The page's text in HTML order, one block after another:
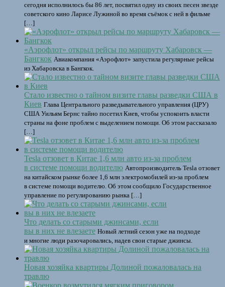
сегодня исполнилось бы 86 лет, посвятил одну из своих песен звезде
советского кино Ларисе Лужиной во время съёмок с ней в фильме
[…]
«Аэрофлот» открыл рейсы по маршруту Хабаровск —
Бангкок Авиакомпания «Аэрофлот» запустила регулярные рейсы
из Хабаровска в Бангкок.
Стало известно о тайном визите главы разведки США в
Киев Глава Центрального разведывательного управления (ЦРУ)
США Уильям Бернс тайно посетил Киев, чтобы успокоить власти
страны на фоне проблем с выделением помощи. Об этом рассказало
[…]
Tesla отзовет в Китае 1,6 млн авто из-за проблем
в системе помощи водителю Автопроизводитель Tesla отзовет
на китайском рынке более 1,6 млн электромобилей из-за проблем
в системе помощи водителю. Об этом сообщило Государственное
управление по регулированию рынка […]
Что делать со старыми джинсами, если
вы в них не влезаете Новый летний сезон уже на подходе
и многие люди разочаровались, надев свои старые джинсы.
Новая хозяйка квартиры Долиной пожаловалась на
травлю